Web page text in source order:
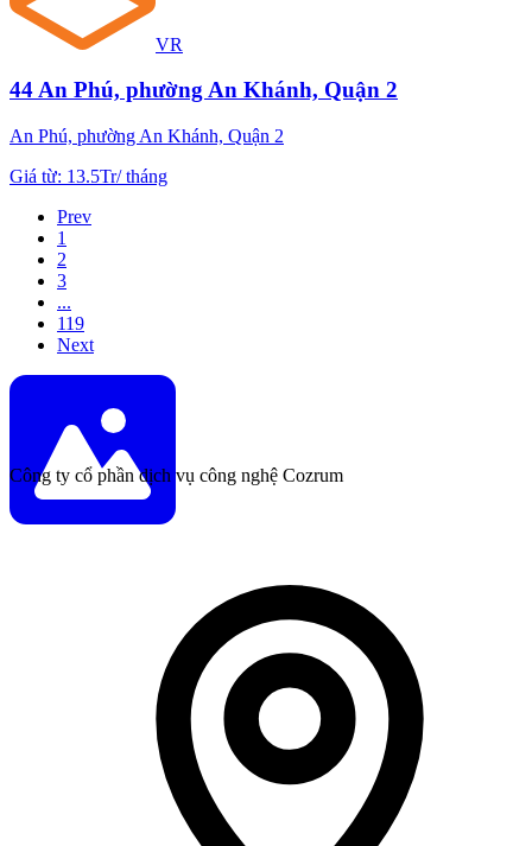
VR
44 An Phú, phường An Khánh, Quận 2
An Phú, phường An Khánh, Quận 2
Giá từ: 13.5Tr/tháng
Prev
1
2
3
...
119
Next
Công ty cổ phần dịch vụ công nghệ Cozrum